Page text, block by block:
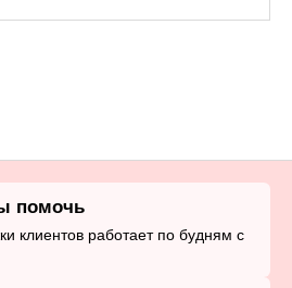
помочь
клиентов работает по будням с